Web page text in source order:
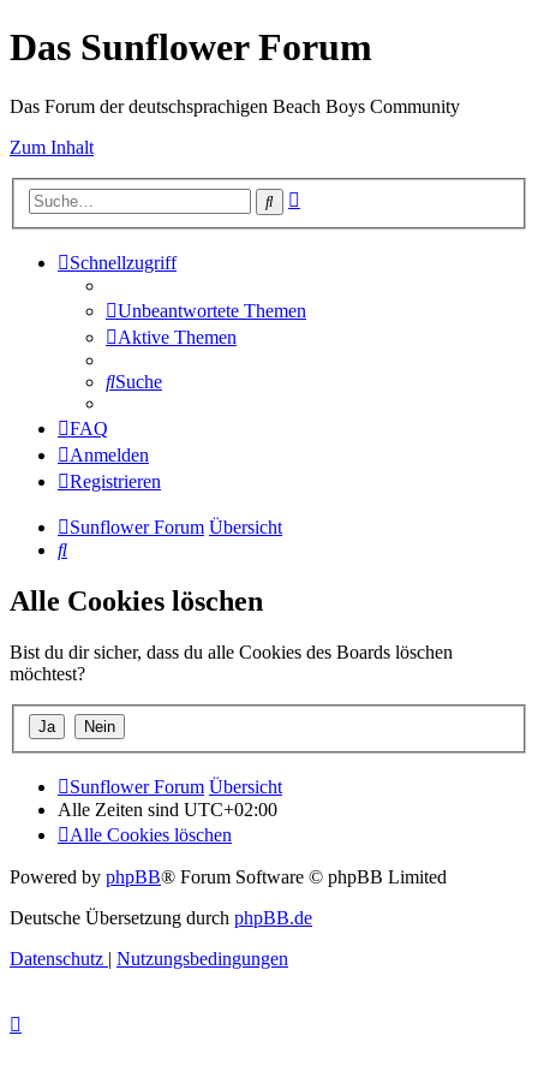
Das Sunflower Forum
Das Forum der deutschsprachigen Beach Boys Community
Zum Inhalt
Suche
Schnellzugriff
Unbeantwortete Themen
Aktive Themen
Suche
FAQ
Anmelden
Registrieren
Sunflower Forum Übersicht
Suche
Alle Cookies löschen
Bist du dir sicher, dass du alle Cookies des Boards löschen
möchtest?
Sunflower Forum Übersicht
Alle Zeiten sind UTC+02:00
Alle Cookies löschen
Powered by phpBB® Forum Software © phpBB Limited
Deutsche Übersetzung durch phpBB.de
Datenschutz | Nutzungsbedingungen